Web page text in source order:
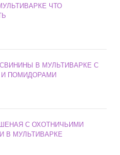
ЧТО
В МУЛЬТИВАРКЕ С
ПОМИДОРАМИ
С ОХОТНИЧЬИМИ
В МУЛЬТИВАРКЕ